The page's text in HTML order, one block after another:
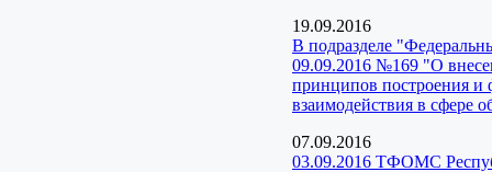
19.09.2016
В подразделе
09.09.2016 №169 "О
принципов построения
взаимодействия в сфере
07.09.2016
03.09.2016 ТФОМС